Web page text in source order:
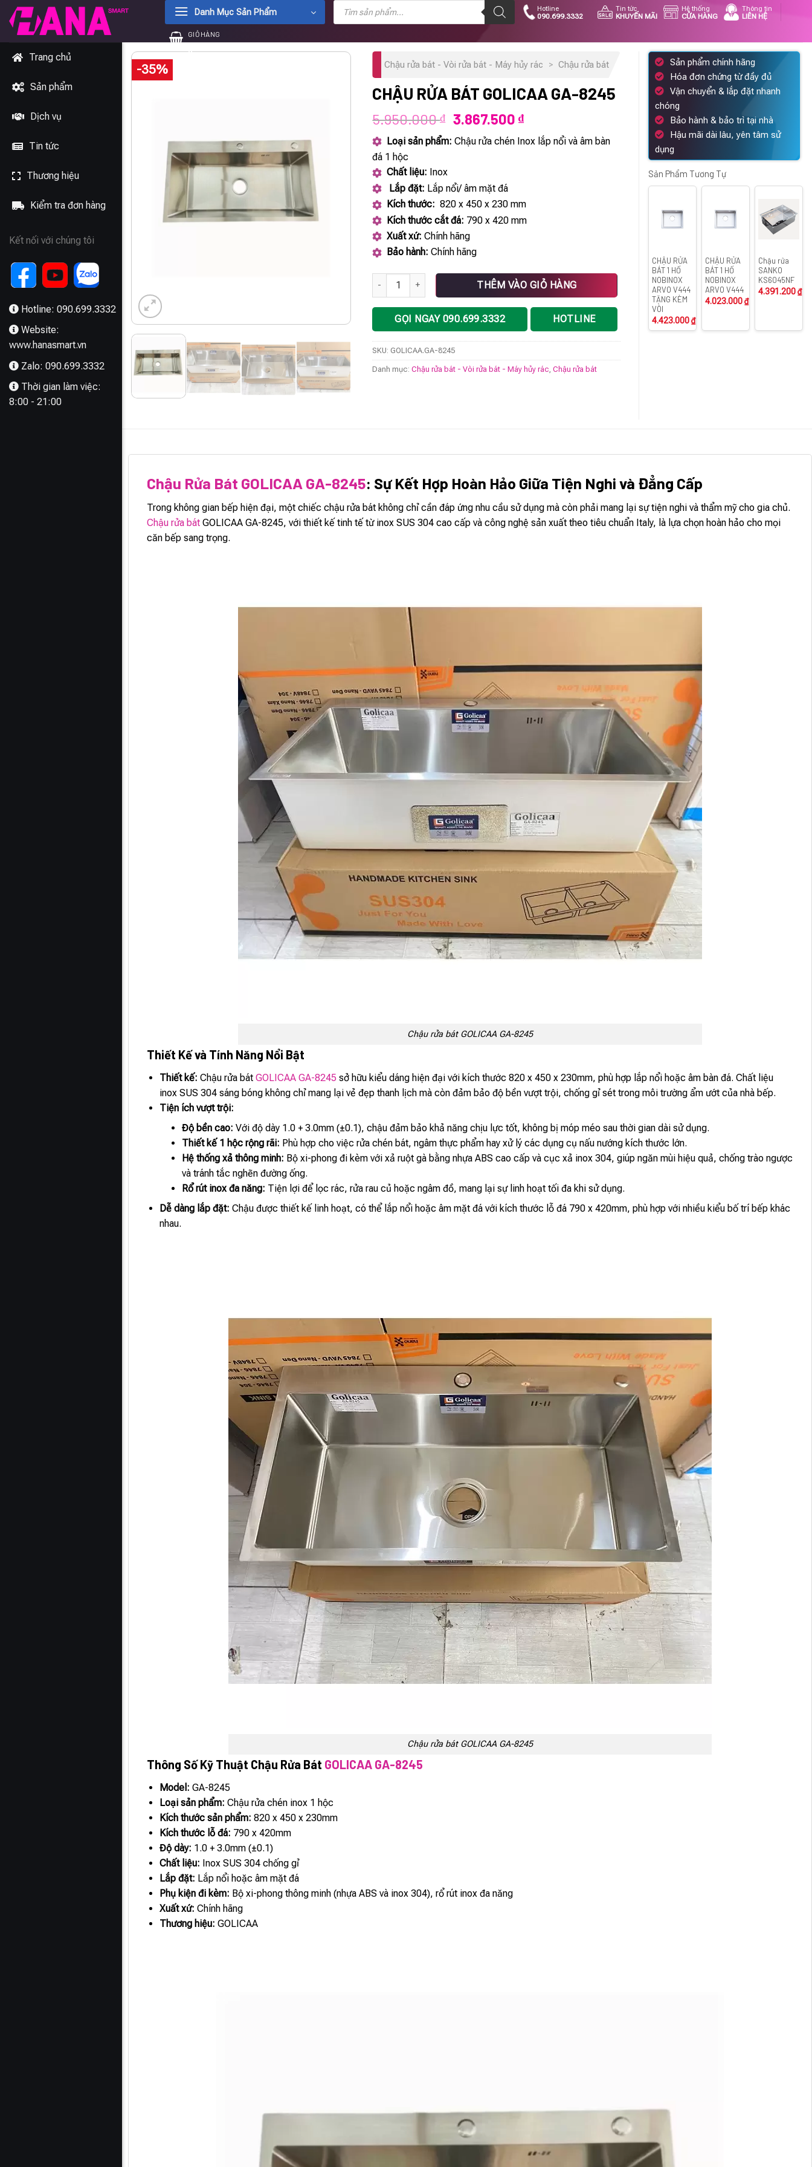
Chuyển
đến
dung
Danh Mục Sản Phẩm
Tìm
kiếm
phẩm
Hotline
090.699.3332
Tin tức
KHUYẾN MÃI
Hệ thống
CỬA HÀNG
Thông tin
LIÊN HỆ
GIỎ HÀNG
0₫
Trang chủ
Sản phẩm
Dịch vụ
Tin tức
Thương hiệu
Kiểm tra đơn hàng
Kết nối với chúng tôi
Hotline: 090.699.3332
Website:
www.hanasmart.vn
Zalo: 090.699.3332
Thời gian làm việc:
8:00 - 21:00
-35% Chậu rửa bát - Vòi rửa bát - Máy hủy rác > Chậu rửa bát
CHẬU RỬA BÁT GOLICAA GA-8245
5.950.000₫ Giá
gốc
là:
3.867.500 ₫Giá
hiện
tại
Loại sản phẩm: Chậu rửa chén Inox lắp nổi và âm bàn
đá 1 hộc
Chất liệu: Inox
Lắp đặt: Lắp nổi/ âm mặt đá
Kích thước: 820 x 450 x 230 mm
Kích thước cắt đá: 790 x 420 mm
Xuất xứ:Chính hãng
Bảo hành: Chính hãng
Chậu rửa bát GOLICAA GA-8245 số lượng
THÊM VÀO GIỎ HÀNG
GỌI NGAY 090.699.3332 HOTLINE
SKU:GOLICAA.GA-8245
Danh mục:Chậu rửa bát - Vòi rửa bát - Máy hủy rác ,Chậu rửa bát
Sản phẩm chính hãng
Hóa đơn chứng từ đầy đủ
Vận chuyển & lắp đặt nhanh
chóng
Bảo hành & bảo trì tại nhà
Hậu mãi dài lâu, yên tâm sử
dụng
Sản Phẩm Tương Tự
CHẬU RỬA
BÁT 1 HỐ
NOBINOX
ARVO V444
TẶNG KÈM
VÒI
4.423.000₫
CHẬU RỬA
BÁT 1 HỐ
NOBINOX
ARVO V444
4.023.000₫
Chậu rửa
SANKO
KS6045NF
4.391.200₫
Chậu Rửa Bát GOLICAA GA-8245: Sự Kết Hợp Hoàn Hảo Giữa Tiện Nghi và Đẳng Cấp
Trong không gian bếp hiện đại, một chiếc chậu rửa bát không chỉ cần đáp ứng nhu cầu sử dụng mà còn phải mang lại sự tiện nghi và thẩm mỹ cho gia chủ.
Chậu rửa bát GOLICAA GA-8245, với thiết kế tinh tế từ inox SUS 304 cao cấp và công nghệ sản xuất theo tiêu chuẩn Italy, là lựa chọn hoàn hảo cho mọi
căn bếp sang trọng.
Chậu rửa bát GOLICAA GA-8245
Thiết Kế và Tính Năng Nổi Bật
Thiết kế:Chậu rửa bátGOLICAA GA-8245 sở hữu kiểu dáng hiện đại với kích thước 820 x 450 x 230mm, phù hợp lắp nổi hoặc âm bàn đá. Chất liệu
inox SUS 304 sáng bóng không chỉ mang lại vẻ đẹp thanh lịch mà còn đảm bảo độ bền vượt trội, chống gỉ sét trong môi trường ẩm ướt của nhà bếp.
Tiện ích vượt trội:
Độ bền cao: Với độ dày 1.0 + 3.0mm (±0.1), chậu đảm bảo khả năng chịu lực tốt, không bị móp méo sau thời gian dài sử dụng.
Thiết kế 1 hộc rộng rãi: Phù hợp cho việc rửa chén bát, ngâm thực phẩm hay xử lý các dụng cụ nấu nướng kích thước lớn.
Hệ thống xả thông minh: Bộ xi-phong đi kèm với xả ruột gà bằng nhựa ABS cao cấp và cục xả inox 304, giúp ngăn mùi hiệu quả, chống trào ngược
và tránh tắc nghẽn đường ống.
Rổ rút inox đa năng: Tiện lợi để lọc rác, rửa rau củ hoặc ngâm đồ, mang lại sự linh hoạt tối đa khi sử dụng.
Dễ dàng lắp đặt:Chậu được thiết kế linh hoạt, có thể lắp nổi hoặc âm mặt đá với kích thước lỗ đá 790 x 420mm, phù hợp với nhiều kiểu bố trí bếp khác
nhau.
Chậu rửa bát GOLICAA GA-8245
Thông Số Kỹ Thuật Chậu Rửa Bát GOLICAA GA-8245
Model: GA-8245
Loại sản phẩm: Chậu rửa chén inox 1 hộc
Kích thước sản phẩm: 820 x 450 x 230mm
Kích thước lỗ đá: 790 x 420mm
Độ dày: 1.0 + 3.0mm (±0.1)
Chất liệu: Inox SUS 304 chống gỉ
Lắp đặt: Lắp nổi hoặc âm mặt đá
Phụ kiện đi kèm: Bộ xi-phong thông minh (nhựa ABS và inox 304), rổ rút inox đa năng
Xuất xứ: Chính hãng
Thương hiệu: GOLICAA